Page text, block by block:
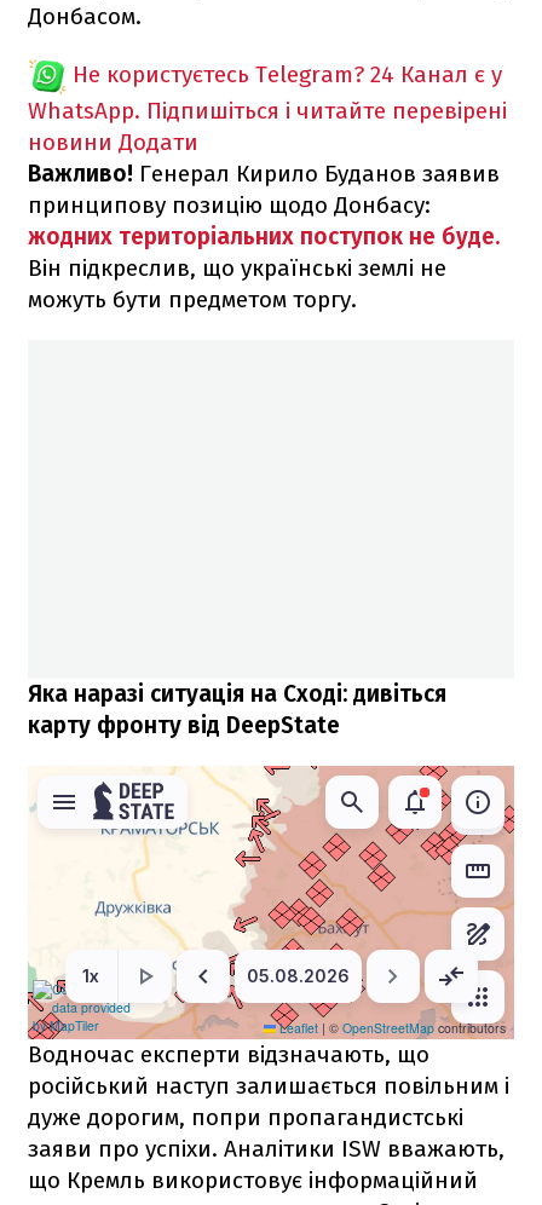
Донбасом.
Не користуєтесь Telegram? 24 Канал є у
WhatsApp. Підпишіться і читайте перевірені
новини Додати
Важливо! Генерал Кирило Буданов заявив
принципову позицію щодо Донбасу:
жодних територіальних поступок не буде.
Він підкреслив, що українські землі не
можуть бути предметом торгу.
Яка наразі ситуація на Сході: дивіться
карту фронту від DeepState
Водночас експерти відзначають, що
російський наступ залишається повільним і
дуже дорогим, попри пропагандистські
заяви про успіхи. Аналітики ISW вважають,
що Кремль використовує інформаційний